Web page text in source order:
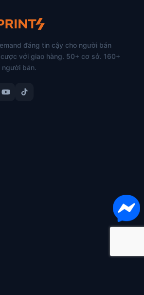
đáng tin cậy cho người bán
với giao hàng. 50+ cơ sở. 160+
bán.